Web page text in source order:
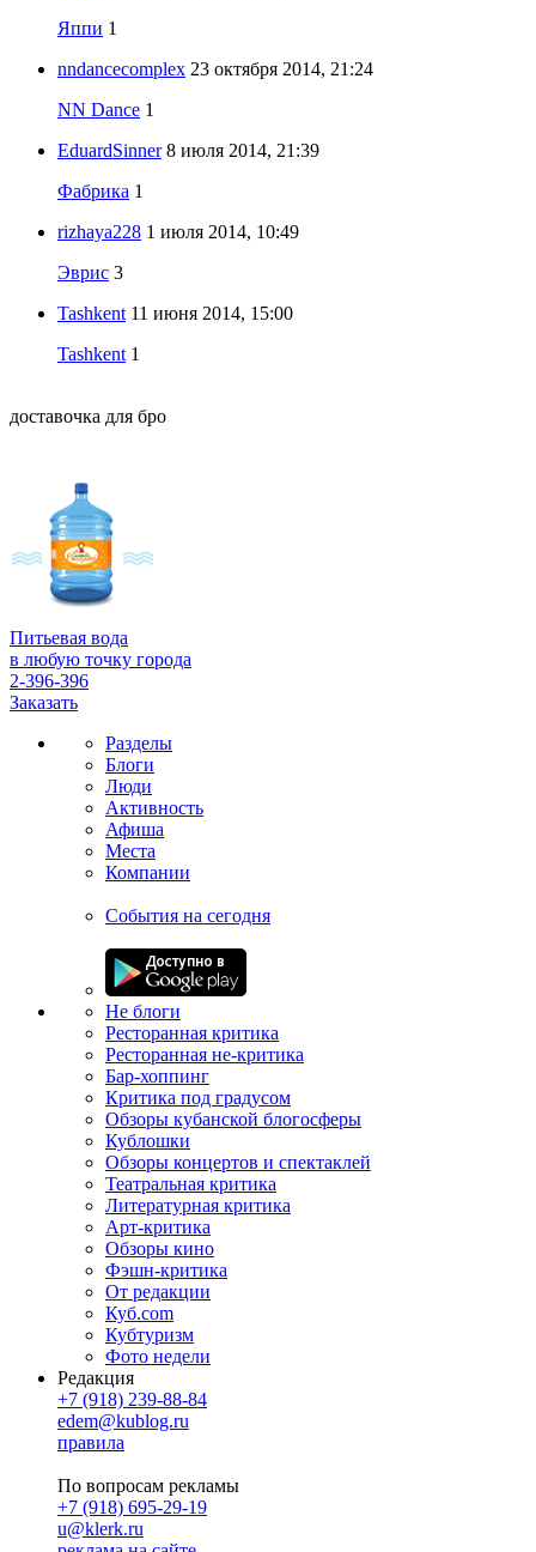
Яппи 1
nndancecomplex 23 октября 2014, 21:24
NN Dance 1
EduardSinner 8 июля 2014, 21:39
Фабрика 1
rizhaya228 1 июля 2014, 10:49
Эврис 3
Tashkent 11 июня 2014, 15:00
Tashkent 1
доставочка для бро
Питьевая вода
в любую точку города
2-396-396
Заказать
Разделы
Блоги
Люди
Активность
Афиша
Места
Компании
События на сегодня
Не блоги
Ресторанная критика
Ресторанная не-критика
Бар-хоппинг
Критика под градусом
Обзоры кубанской блогосферы
Кублошки
Обзоры концертов и спектаклей
Театральная критика
Литературная критика
Арт-критика
Обзоры кино
Фэшн-критика
От редакции
Куб.com
Кубтуризм
Фото недели
Редакция
+7 (918) 239-88-84
edem@kublog.ru
правила
По вопросам рекламы
+7 (918) 695-29-19
u@klerk.ru